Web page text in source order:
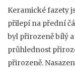
Keramické fazety
přilepí na přední
byl přirozeně bílý
průhlednost
přirozeně.